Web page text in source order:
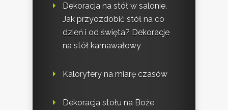
Dekoracja na stół w salonie.
Jak przyozdobić stół na co
dzień i od święta? Dekoracje
na stół karnawałowy
Kaloryfery na miarę czasów
Dekoracja stołu na Boże